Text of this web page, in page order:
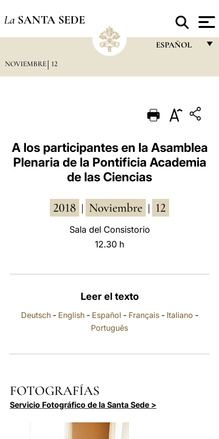
La SANTA SEDE
ESPAÑOL
PORTUGUÊS
ESPAÑOL
DEUTSCH
العربيّة
中文
NOVIEMBRE 12
A los participantes en la Asamblea
Plenaria de la Pontificia Academia
de las Ciencias
2018 Noviembre 12
Sala del Consistorio
12.30 h
Leer el texto
Deutsch- English- Español - Français- Italiano -
Português
FOTOGRAFÍAS
Servicio Fotográfico de la Santa Sede >